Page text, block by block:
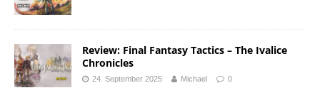
Review: Final Fantasy Tactics – The Ivalice
Chronicles
24. September 2025 Michael 0